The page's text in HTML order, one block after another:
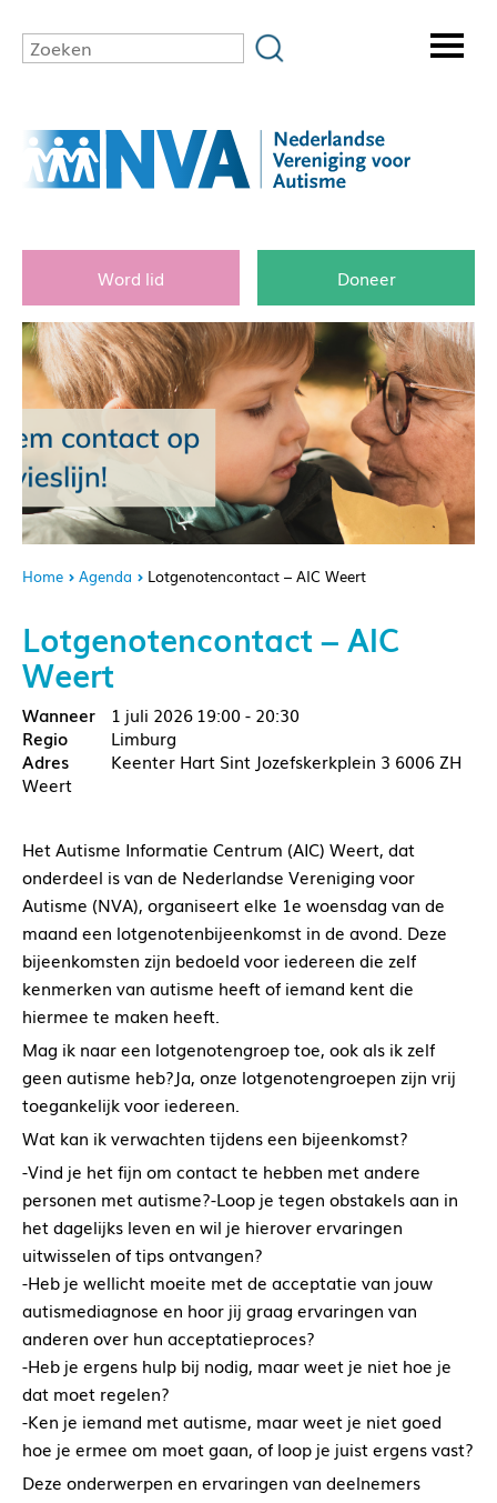
Word lid Doneer
Home Agenda Lotgenotencontact – AIC Weert
Lotgenotencontact – AIC
Weert
1 juli 2026 19:00 - 20:30
Limburg
Keenter Hart Sint Jozefskerkplein 3 6006 ZH
Weert
Het Autisme Informatie Centrum (AIC) Weert, dat
onderdeel is van de Nederlandse Vereniging voor
Autisme (NVA), organiseert elke 1e woensdag van de
maand een lotgenotenbijeenkomst in de avond. Deze
bijeenkomsten zijn bedoeld voor iedereen die zelf
kenmerken van autisme heeft of iemand kent die
hiermee te maken heeft.
Mag ik naar een lotgenotengroep toe, ook als ik zelf
geen autisme heb?Ja, onze lotgenotengroepen zijn vrij
toegankelijk voor iedereen.
Wat kan ik verwachten tijdens een bijeenkomst?
-Vind je het fijn om contact te hebben met andere
personen met autisme?-Loop je tegen obstakels aan in
het dagelijks leven en wil je hierover ervaringen
uitwisselen of tips ontvangen?
-Heb je wellicht moeite met de acceptatie van jouw
autismediagnose en hoor jij graag ervaringen van
anderen over hun acceptatieproces?
-Heb je ergens hulp bij nodig, maar weet je niet hoe je
dat moet regelen?
-Ken je iemand met autisme, maar weet je niet goed
hoe je ermee om moet gaan, of loop je juist ergens vast?
Deze onderwerpen en ervaringen van deelnemers